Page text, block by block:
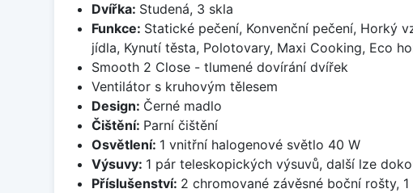
Dvířka: Studená, 3 skla
Funkce: Statické pečení, Konvenční pečení, Horký
jídla, Kynutí těsta, Polotovary, Maxi Cooking, Eco
Smooth 2 Close - tlumené dovírání dvířek
Ventilátor s kruhovým tělesem
Design: Černé madlo
Čištění: Parní čištění
Osvětlení: 1 vnitřní halogenové světlo 40 W
Výsuvy: 1 pár teleskopických výsuvů, další lze
Příslušenství: 2 chromované závěsné boční rošty,